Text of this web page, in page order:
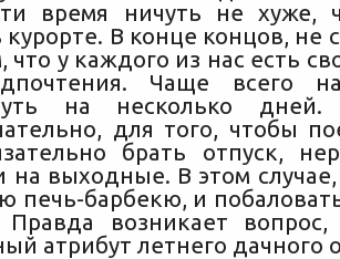
время ничуть не хуже,
курорте. В конце концов, не
что у каждого из нас есть
Чаще всего
на несколько
для того, чтобы
брать отпуск,
на выходные. В этом
печь-барбекю, и
Правда возникает вопрос,
атрибут летнего дачного